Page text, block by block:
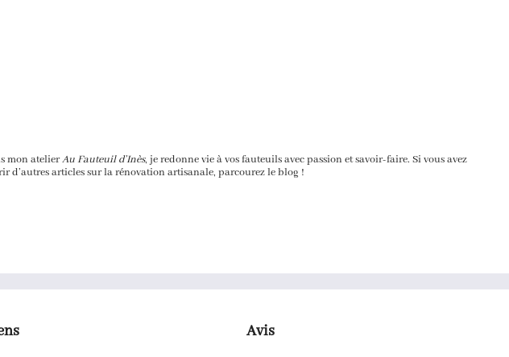
mon atelierAu Fauteuil d’Inès, je redonne vie à vos fauteuils avec passion et savoir-faire. Si vous avez
d’autres articles sur la rénovation artisanale, parcourez le blog !
Avis